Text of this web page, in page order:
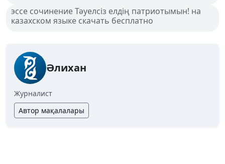
эссе сочинение Тәуелсіз елдің патриотымын! на
казахском языке скачать бесплатно
Әлихан
Журналист
Автор мақалалары